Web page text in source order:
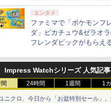
より1,500円から受付
エンタメ
ファミマで「ポケモンフ
ダ」ピカチュウ&ゼラオ
フレンダピックがもらえる
Impress Watchシリーズ 人気記事
24時間 1週間 1
ニクロ、今日から「お盆特別セール」